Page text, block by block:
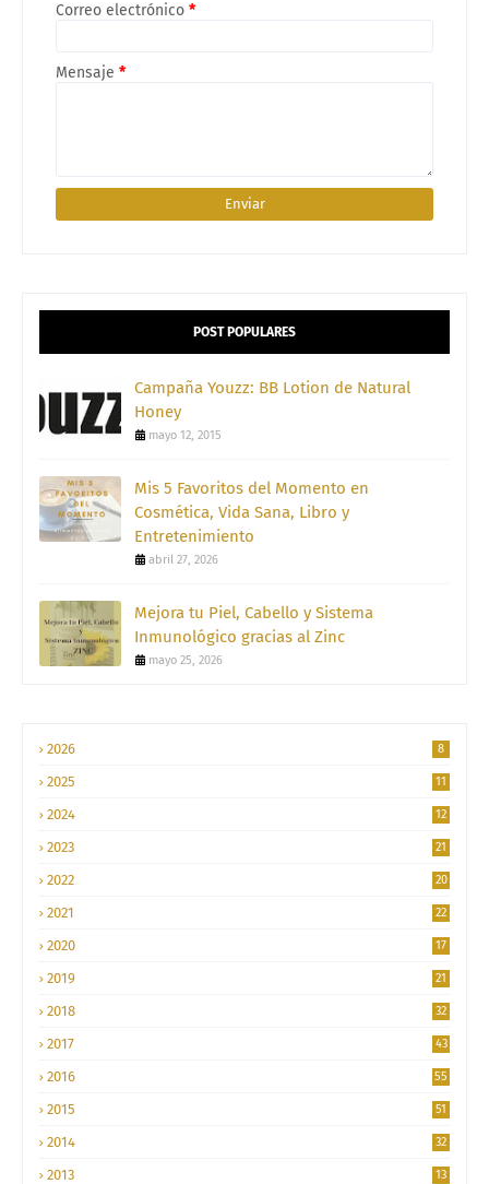
Correo electrónico *
Mensaje *
POST POPULARES
Campaña Youzz: BB Lotion de Natural
Honey
mayo 12, 2015
Mis 5 Favoritos del Momento en
Cosmética, Vida Sana, Libro y
Entretenimiento
abril 27, 2026
Mejora tu Piel, Cabello y Sistema
Inmunológico gracias al Zinc
mayo 25, 2026
2026 8
2025 11
2024 12
2023 21
2022 20
2021 22
2020 17
2019 21
2018 32
2017 43
2016 55
2015 51
2014 32
2013 13